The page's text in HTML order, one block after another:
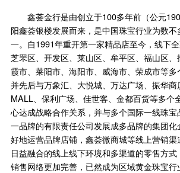
鑫荟金行是由创立于100多年前（公元
阳鑫荟银楼发展而来，是中国珠宝行业为数不
一。自1991年重开第一家精品店至今，线下
芝罘区、开发区、莱山区、牟平区、福山区
霞市、莱阳市、海阳市、威海市、荣成市等多
并先后与万象汇、大悦城、万达广场、振华
MALL、保利广场、佳世客、金都百货等多个
心达成战略合作关系，并与多个国际一线珠
一品牌的有限责任公司发展成多品牌的集团化
好地运营品牌店铺，鑫荟微商城等线上营销渠
日益融合的线上线下环境和多渠道的零售方
销售网络更加完善，已然成为区域黄金珠宝行